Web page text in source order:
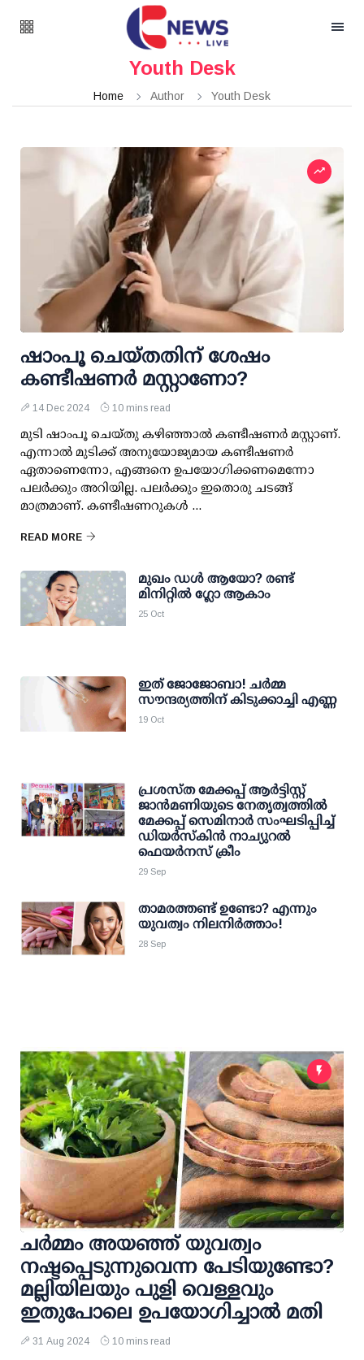
Youth Desk
Home Author Youth Desk
ഷാംപൂ ചെയ്തതിന് ശേഷം
കണ്ടീഷണര്‍ മസ്റ്റാണോ?
14 Dec 2024 10 mins read
മുടി ഷാംപൂ ചെയ്തു കഴിഞ്ഞാല്‍ കണ്ടീഷണര്‍ മസ്റ്റാണ്.
എന്നാല്‍ മുടിക്ക് അനുയോജ്യമായ കണ്ടീഷണര്‍
ഏതാണെന്നോ, എങ്ങനെ ഉപയോഗിക്കണമെന്നോ
പലര്‍ക്കും അറിയില്ല. പലര്‍ക്കും ഇതൊരു ചടങ്ങ്
മാത്രമാണ്. കണ്ടീഷണറുകള്‍ ...
READ MORE
മുഖം ഡള്‍ ആയോ? രണ്ട്
മിനിറ്റില്‍ ഗ്ലോ ആകാം
25 Oct
ഇത് ജോജോബാ! ചര്‍മ്മ
സൗന്ദര്യത്തിന് കിടുക്കാച്ചി എണ്ണ
19 Oct
പ്രശസ്ത മേക്കപ്പ് ആര്‍ട്ടിസ്റ്റ്
ജാന്‍മണിയുടെ നേതൃത്വത്തില്‍
മേക്കപ്പ് സെമിനാര്‍ സംഘടിപ്പിച്ച്
ഡിയര്‍സ്‌കിന്‍ നാച്യുറല്‍
ഫെയര്‍നസ് ക്രീം
29 Sep
താമരത്തണ്ട് ഉണ്ടോ? എന്നും
യുവത്വം നിലനിര്‍ത്താം!
28 Sep
ചര്‍മ്മം അയഞ്ഞ് യുവത്വം
നഷ്ടപ്പെടുന്നുവെന്ന പേടിയുണ്ടോ?
മല്ലിയിലയും പുളി വെള്ളവും
ഇതുപോലെ ഉപയോഗിച്ചാല്‍ മതി
31 Aug 2024 10 mins read